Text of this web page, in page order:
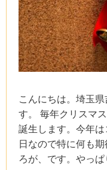
こんにちは。埼玉
す。 毎年クリスマ
誕生します。今年
日なので特に何も
ろが、です。やっ